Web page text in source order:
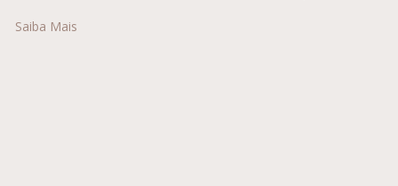
Saiba Mais